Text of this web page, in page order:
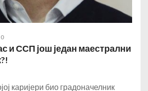
0
и ССП још један маестрални
каријери био градоначелник